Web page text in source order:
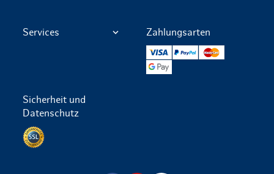
Services Zahlungsarten
PayPal
Sicherheit und
Datenschutz